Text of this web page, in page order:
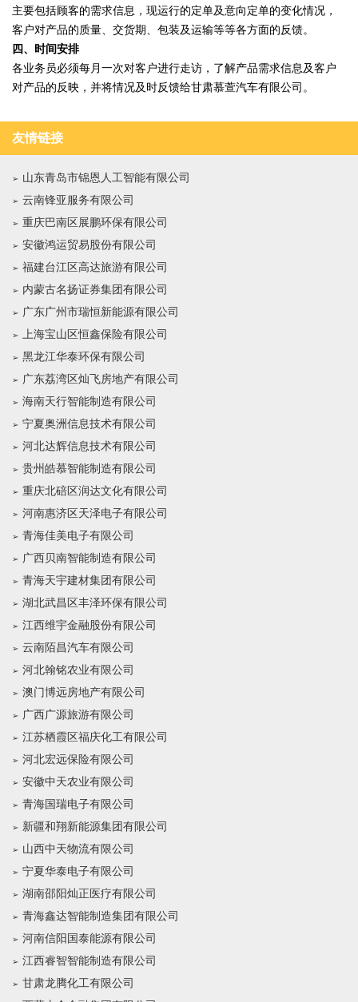
主要包括顾客的需求信息，现运行的定单及意向定单的变化情况，
客户对产品的质量、交货期、包装及运输等等各方面的反馈。
四、时间安排
各业务员必须每月一次对客户进行走访，了解产品需求信息及客户
对产品的反映，并将情况及时反馈给甘肃慕萱汽车有限公司。
友情链接
山东青岛市锦恩人工智能有限公司
云南锋亚服务有限公司
重庆巴南区展鹏环保有限公司
安徽鸿运贸易股份有限公司
福建台江区高达旅游有限公司
内蒙古名扬证券集团有限公司
广东广州市瑞恒新能源有限公司
上海宝山区恒鑫保险有限公司
黑龙江华泰环保有限公司
广东荔湾区灿飞房地产有限公司
海南天行智能制造有限公司
宁夏奥洲信息技术有限公司
河北达辉信息技术有限公司
贵州皓慕智能制造有限公司
重庆北碚区润达文化有限公司
河南惠济区天泽电子有限公司
青海佳美电子有限公司
广西贝南智能制造有限公司
青海天宇建材集团有限公司
湖北武昌区丰泽环保有限公司
江西维宇金融股份有限公司
云南陌昌汽车有限公司
河北翰铭农业有限公司
澳门博远房地产有限公司
广西广源旅游有限公司
江苏栖霞区福庆化工有限公司
河北宏远保险有限公司
安徽中天农业有限公司
青海国瑞电子有限公司
新疆和翔新能源集团有限公司
山西中天物流有限公司
宁夏华泰电子有限公司
湖南邵阳灿正医疗有限公司
青海鑫达智能制造集团有限公司
河南信阳国泰能源有限公司
江西睿智智能制造有限公司
甘肃龙腾化工有限公司